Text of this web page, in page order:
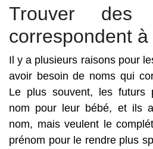
Trouver des
correspondent à
Il y a plusieurs raisons pour
avoir besoin de noms qui
Le plus souvent, les futurs
nom pour leur bébé, et ils
nom, mais veulent le
prénom pour le rendre plus